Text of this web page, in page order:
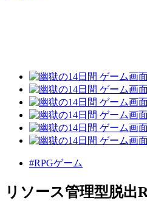
#RPGゲーム
リソース管理型脱出